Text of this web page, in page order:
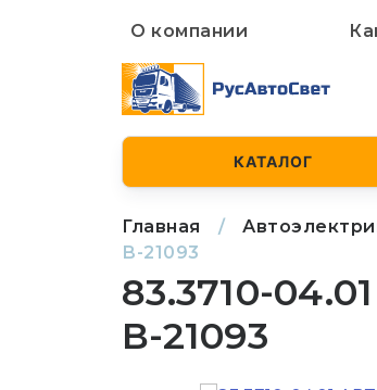
О компании
КАТАЛОГ
Главная /
В-21093
83.3710-
В-21093